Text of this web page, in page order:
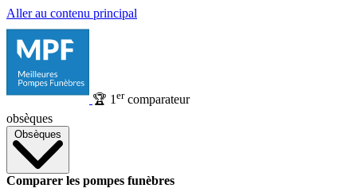
Aller au contenu principal
🏆 1 ercomparateur
obsèques
Obsèques
Comparer les pompes funèbres